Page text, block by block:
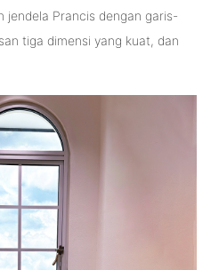
jendela Prancis dengan garis-
tiga dimensi yang kuat, dan